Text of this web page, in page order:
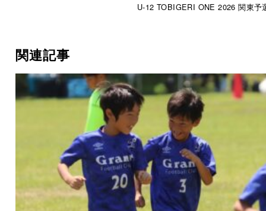
U-12 TOBIGERI ONE 2026 関東予
関連記事